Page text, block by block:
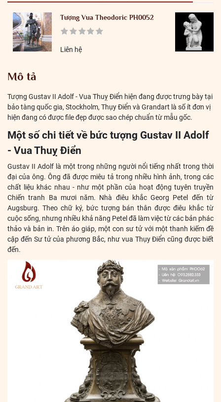
Tượng Vua Theodoric PH0052
Liên hệ
Mô tả
Tượng Gustav II Adolf - Vua Thuỵ Điển hiện đang được trưng bày tại
bảo tàng quốc gia, Stockholm, Thụy Điển và Grandart là số ít đơn vị
hiện đang có được file đẹp được sao chép chuẩn từ mẫu gốc.
Một số chi tiết về bức tượng Gustav II Adolf
- Vua Thuỵ Điển
Gustav II Adolf là một trong những người nổi tiếng nhất trong thời
đại của ông. Ông đã được miêu tả trong nhiều hình ảnh, trong các
chất liệu khác nhau - như một phần của hoạt động tuyên truyền
Chiến tranh Ba mươi năm. Nhà điêu khắc Georg Petel đến từ
Augsburg. Theo chữ ký, bức tượng bán thân được điêu khắc từ
cuộc sống, nhưng nhiều khả năng Petel đã làm việc từ các bản phác
thảo và bản in. Trên áo giáp, một con sư tử với một thanh kiếm đề
cập đến Sư tử của phương Bắc, như vua Thụy Điển cũng được biết
đến.